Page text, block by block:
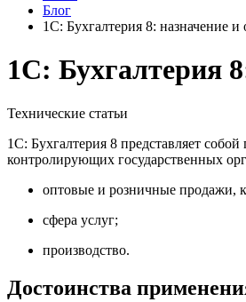
Блог
1С: Бухгалтерия 8: назначение и
1С: Бухгалтерия
Технические статьи
1С: Бухгалтерия 8 представляет
контролирующих государственных
оптовые и розничные продажи,
сфера услуг;
производство.
Достоинства